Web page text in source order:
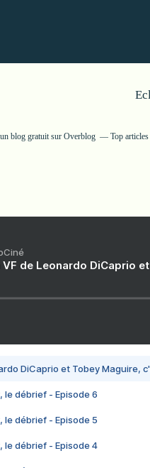
blog gratuit sur Overblog Top articles
VF de Leonardo DiCaprio
DiCaprio et Tobey Maguire,
le débrief - Episode 6
le débrief - Episode 5
le débrief - Episode 4